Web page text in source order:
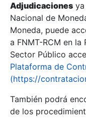
Adjudicaciones
Nacional de
Moneda, puede
a FNMT-RCM en
Sector Público
Plataforma de
(https://
También podrá
de los